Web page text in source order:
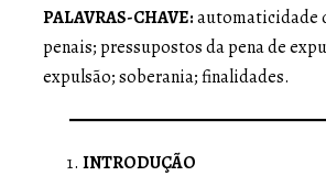
PALAVRAS-CHAVE:automaticidade
penais; pressupostos da pena de
expulsão; soberania; finalidades.
INTRODUÇÃO